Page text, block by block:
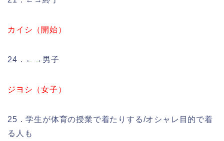
カイシ（開始）
24．←→男子
ジヨシ（女子）
25．学生が体育の授業で着たりする/オシャレ目的で着
る人も